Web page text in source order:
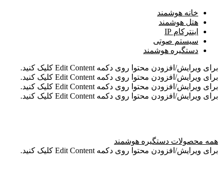
خانه هوشمند
هتل هوشمند
اینترکام IP
سیستم صوتی
دستگیره هوشمند
برای ویرایش/افزودن محتوا روی دکمه Edit Content کلیک کنید.
برای ویرایش/افزودن محتوا روی دکمه Edit Content کلیک کنید.
برای ویرایش/افزودن محتوا روی دکمه Edit Content کلیک کنید.
برای ویرایش/افزودن محتوا روی دکمه Edit Content کلیک کنید.
همه محصولات دستگیره هوشمند
برای ویرایش/افزودن محتوا روی دکمه Edit Content کلیک کنید.